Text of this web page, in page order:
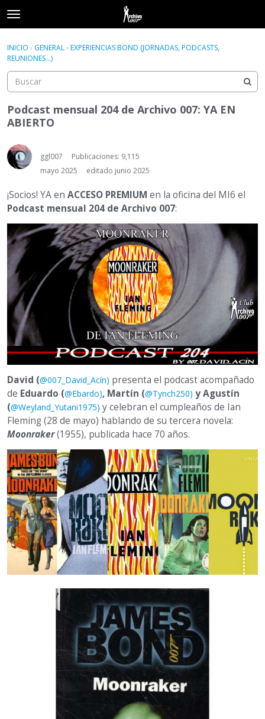
t
o
g
g
l
e
m
e
n
Acceder Registrarse
Categorías
Hilos
Actividad
Acceder Registrarse
INICIO › GENERAL› EXPERIENCIAS BOND (JORNADAS, PODCASTS,
REUNIONES...)
Podcast mensual 204 de Archivo 007: YA EN
ABIERTO
ggl007
Publicaciones: 9,115
mayo 2025
editado junio 2025
¡Socios! YA en ACCESO PREMIUM en la oficina del MI6 el
Podcast mensual 204 de Archivo 007:
David (@007_David_Acín) presenta el podcast acompañado
de Eduardo (@Ebardo), Martín (@Tynch250) y Agustín
(@Weyland_Yutani1975) y celebran el cumpleaños de Ian
Fleming (28 de mayo) hablando de su tercera novela:
Moonraker(1955), publicada hace 70 años.